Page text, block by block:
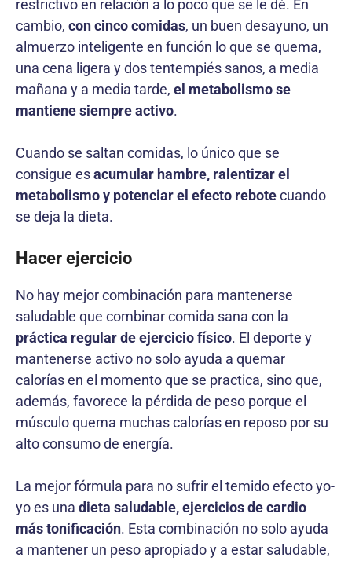
restrictivo en relación a lo poco que se le dé. En
cambio, con cinco comidas, un buen desayuno, un
almuerzo inteligente en función lo que se quema,
una cena ligera y dos tentempiés sanos, a media
mañana y a media tarde, el metabolismo se
mantiene siempre activo.
Cuando se saltan comidas, lo único que se
consigue esacumular hambre, ralentizar el
metabolismo y potenciar el efecto rebotecuando
se deja la dieta.
Hacer ejercicio
No hay mejor combinación para mantenerse
saludable que combinar comida sana con la
práctica regular de ejercicio físico. El deporte y
mantenerse activo no solo ayuda a quemar
calorías en el momento que se practica, sino que,
además, favorece la pérdida de peso porque el
músculo quema muchas calorías en reposo por su
alto consumo de energía.
La mejor fórmula para no sufrir el temido efecto yo-
yo es una dieta saludable, ejercicios de cardio
más tonificación. Esta combinación no solo ayuda
a mantener un peso apropiado y a estar saludable,